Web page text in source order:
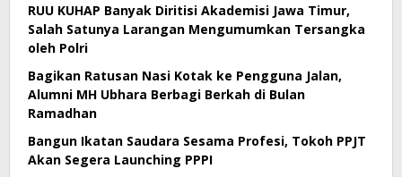
RUU KUHAP Banyak Diritisi Akademisi Jawa Timur,
Salah Satunya Larangan Mengumumkan Tersangka
oleh Polri
Bagikan Ratusan Nasi Kotak ke Pengguna Jalan,
Alumni MH Ubhara Berbagi Berkah di Bulan
Ramadhan
Bangun Ikatan Saudara Sesama Profesi, Tokoh PPJT
Akan Segera Launching PPPI